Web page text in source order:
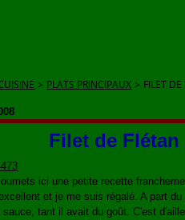
> PLATS PRINCIPAUX > FILET
Filet de Flétan
ici une petite recette
et je me suis régalé. A part
sauce, tant il avait du goût. C'est